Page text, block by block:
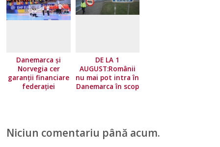
Danemarca și
Norvegia cer
garanții financiare
federației
DE LA 1
AUGUST:Românii
nu mai pot intra în
Danemarca în scop
Niciun comentariu până acum.